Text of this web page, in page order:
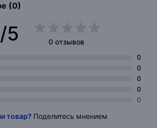
(0)
5
0 отзывов
0
0
0
0
0
товар? Поделитесь мнением